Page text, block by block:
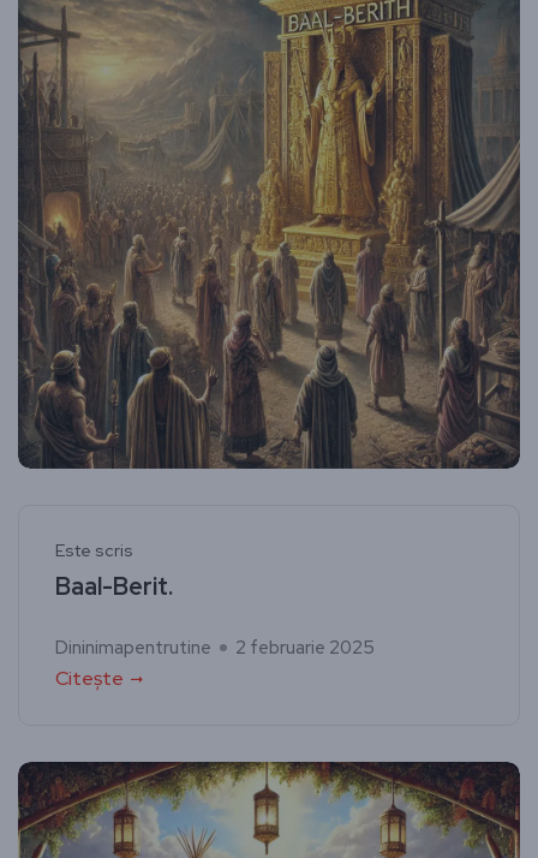
Este scris
Baal-Berit.
Dininimapentrutine 2 februarie 2025
Citește